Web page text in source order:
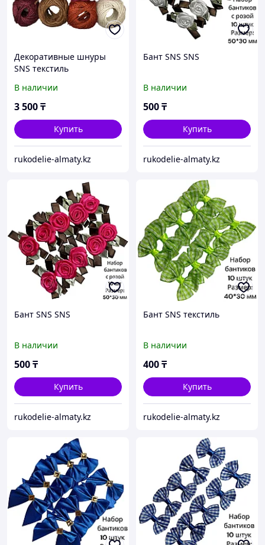
Декоративные шнуры
SNS текстиль
В наличии
3 500₸
Купить
rukodelie-almaty.kz
Бант SNS SNS
В наличии
500₸
Купить
rukodelie-almaty.kz
Бант SNS SNS
В наличии
500₸
Купить
rukodelie-almaty.kz
Бант SNS текстиль
В наличии
400₸
Купить
rukodelie-almaty.kz